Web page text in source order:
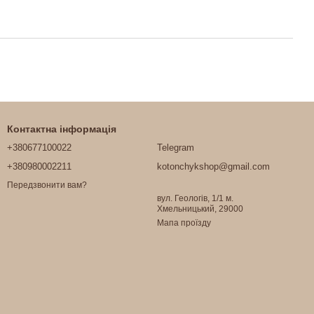
Контактна інформація
+380677100022
+380980002211
Передзвонити вам?
Telegram
kotonchykshop@gmail.com
вул. Геологів, 1/1 м.
Хмельницький, 29000
Мапа проїзду